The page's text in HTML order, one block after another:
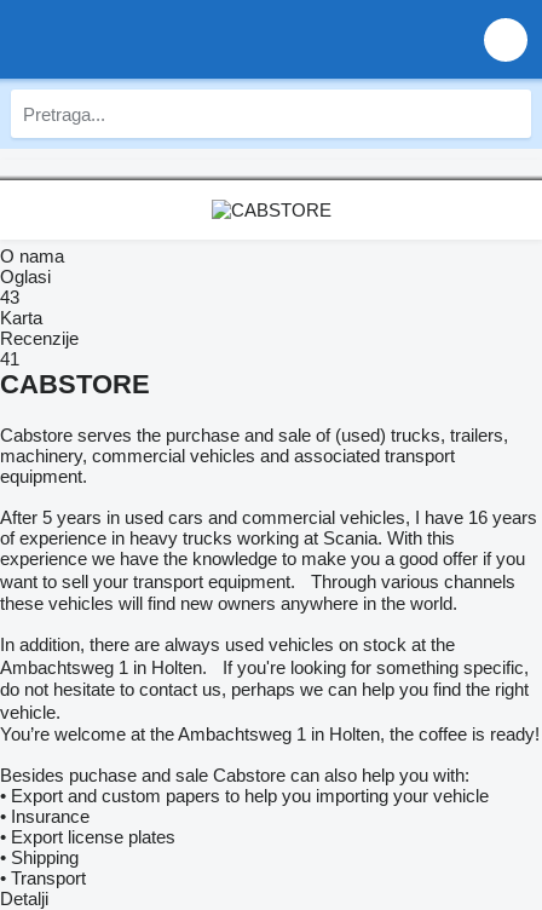
O nama
Oglasi
43
Karta
Recenzije
41
CABSTORE
Cabstore serves the purchase and sale of (used) trucks, trailers,
machinery, commercial vehicles and associated transport
equipment.
After 5 years in used cars and commercial vehicles, I have 16 years
of experience in heavy trucks working at Scania. With this
experience we have the knowledge to make you a good offer if you
want to sell your transport equipment. Through various channels
these vehicles will find new owners anywhere in the world.
In addition, there are always used vehicles on stock at the
Ambachtsweg 1 in Holten. If you're looking for something specific,
do not hesitate to contact us, perhaps we can help you find the right
vehicle.
You’re welcome at the Ambachtsweg 1 in Holten, the coffee is ready!
Besides puchase and sale Cabstore can also help you with:
• Export and custom papers to help you importing your vehicle
• Insurance
• Export license plates
• Shipping
• Transport
Detalji